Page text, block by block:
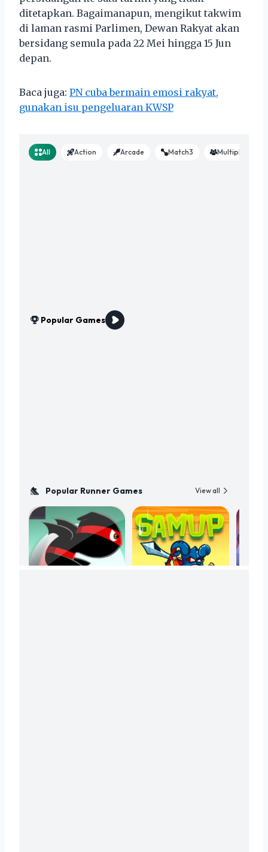
ditetapkan. Bagaimanapun, mengikut takwim
di laman rasmi Parlimen, Dewan Rakyat akan
bersidang semula pada 22 Mei hingga 15 Jun
depan.
Baca juga: PN cuba bermain emosi rakyat,
gunakan isu pengeluaran KWSP